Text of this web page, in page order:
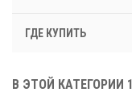
ГДЕ КУПИТЬ
В ЭТОЙ КАТЕГОРИИ